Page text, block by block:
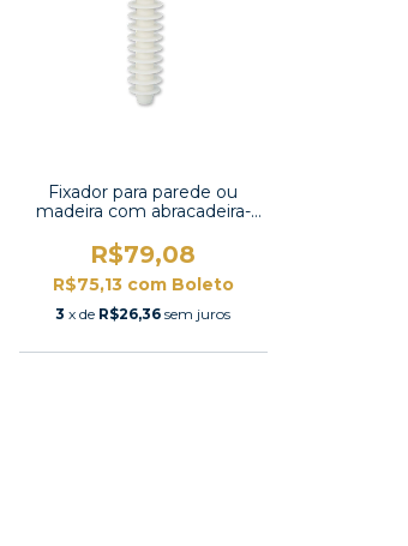
Fixador para parede ou
madeira com abracadeira-
R$79,08
R$75,13 com Boleto
3 x de R$26,36 sem juros